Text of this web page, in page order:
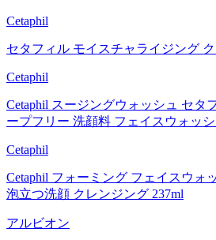
Cetaphil
セタフィル モイスチャライジング
Cetaphil
Cetaphil スージングウォッシュ セタ
ープフリー 洗顔料 フェイスウォッシ
Cetaphil
Cetaphil フォーミング フェイスウォ
泡立つ洗顔 クレンジング 237ml
アルビオン